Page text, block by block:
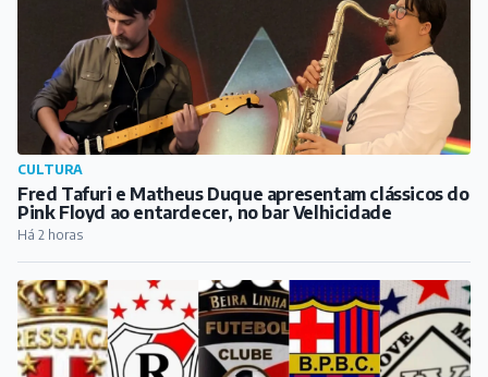
CULTURA
Fred Tafuri e Matheus Duque apresentam clássicos do
Pink Floyd ao entardecer, no bar Velhicidade
Há 2 horas